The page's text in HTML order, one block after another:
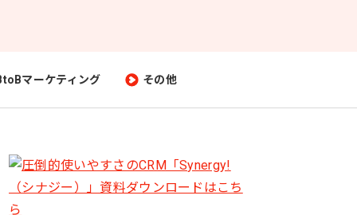
金融機関・地方銀行
教育機関・教育サービス
マーケティング その他